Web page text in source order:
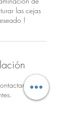
las cejas
!
por